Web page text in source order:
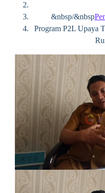
&nbsp/&nbsp
Program P2L Upaya